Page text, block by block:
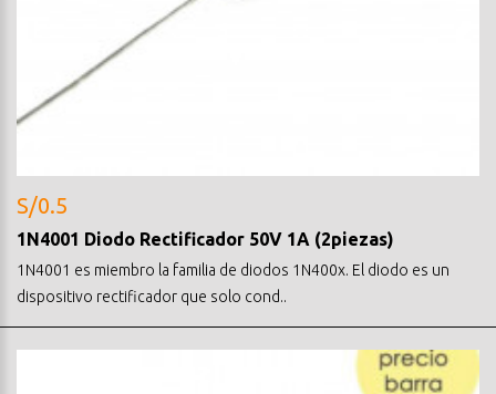
S/0.5
1N4001 Diodo Rectificador 50V 1A (2piezas)
1N4001 es miembro la familia de diodos 1N400x. El diodo es un
dispositivo rectificador que solo cond..